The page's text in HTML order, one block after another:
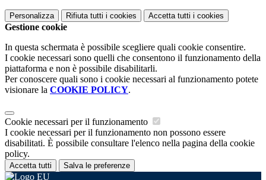
Personalizza Rifiuta tutti i cookies Accetta tutti i cookies
Gestione cookie
In questa schermata è possibile scegliere quali cookie consentire.
I cookie necessari sono quelli che consentono il funzionamento della
piattaforma e non è possibile disabilitarli.
Per conoscere quali sono i cookie necessari al funzionamento potete
visionare la COOKIE POLICY.
Cookie necessari per il funzionamento
I cookie necessari per il funzionamento non possono essere
disabilitati. È possibile consultare l'elenco nella pagina della cookie
policy.
Accetta tutti Salva le preferenze